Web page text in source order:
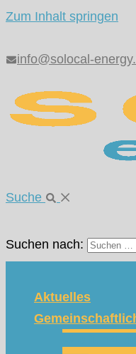
Zum Inhalt springen
info@solocal-
Suche
Suchen nach:
Aktuelles